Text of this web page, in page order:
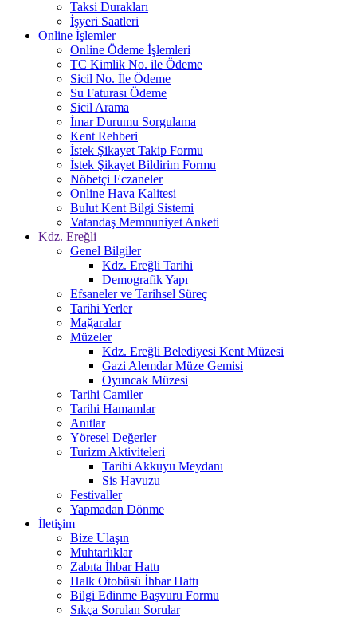
Taksi Durakları
İşyeri Saatleri
Online İşlemler
Online Ödeme İşlemleri
TC Kimlik No. ile Ödeme
Sicil No. İle Ödeme
Su Faturası Ödeme
Sicil Arama
İmar Durumu Sorgulama
Kent Rehberi
İstek Şikayet Takip Formu
İstek Şikayet Bildirim Formu
Nöbetçi Eczaneler
Online Hava Kalitesi
Bulut Kent Bilgi Sistemi
Vatandaş Memnuniyet Anketi
Kdz. Ereğli
Genel Bilgiler
Kdz. Ereğli Tarihi
Demografik Yapı
Efsaneler ve Tarihsel Süreç
Tarihi Yerler
Mağaralar
Müzeler
Kdz. Ereğli Belediyesi Kent Müzesi
Gazi Alemdar Müze Gemisi
Oyuncak Müzesi
Tarihi Camiler
Tarihi Hamamlar
Anıtlar
Yöresel Değerler
Turizm Aktiviteleri
Tarihi Akkuyu Meydanı
Sis Havuzu
Festivaller
Yapmadan Dönme
İletişim
Bize Ulaşın
Muhtarlıklar
Zabıta İhbar Hattı
Halk Otobüsü İhbar Hattı
Bilgi Edinme Başvuru Formu
Sıkça Sorulan Sorular